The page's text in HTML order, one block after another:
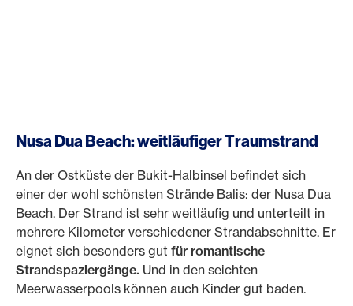
Nusa Dua Beach: weitläufiger Traumstrand
An der Ostküste der Bukit-Halbinsel befindet sich
einer der wohl schönsten Strände Balis: der Nusa Dua
Beach. Der Strand ist sehr weitläufig und unterteilt in
mehrere Kilometer verschiedener Strandabschnitte. Er
eignet sich besonders gut für romantische
Strandspaziergänge. Und in den seichten
Meerwasserpools können auch Kinder gut baden.